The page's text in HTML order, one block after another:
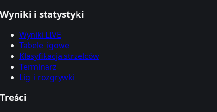
Wyniki i statystyki
Wyniki LIVE
Tabele ligowe
Klasyfikacja strzelców
Terminarz
Ligi i rozgrywki
Treści